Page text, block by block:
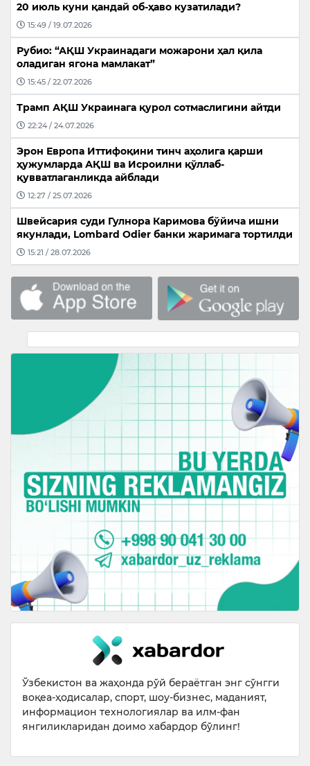
20 июль куни қандай об-ҳаво кузатилади?
15:49 / 19.07.2026
Рубио: “АҚШ Украинадаги можарони ҳал қила
оладиган ягона мамлакат”
15:45 / 22.07.2026
Трамп АҚШ Украинага қурол сотмаслигини айтди
22:24 / 24.07.2026
Эрон Европа Иттифоқини тинч аҳолига қарши
ҳужумларда АҚШ ва Исроилни қўллаб-
қувватлаганликда айблади
12:27 / 25.07.2026
Швейсария суди Гулнора Каримова бўйича ишни
якунлади, Lombard Odier банки жаримага тортилди
15:21 / 28.07.2026
Ўзбекистон ва жаҳонда рўй бераётган энг сўнгги
воқеа-ҳодисалар, спорт, шоу-бизнес, маданият,
информацион технологиялар ва илм-фан
янгиликларидан доимо хабардор бўлинг!